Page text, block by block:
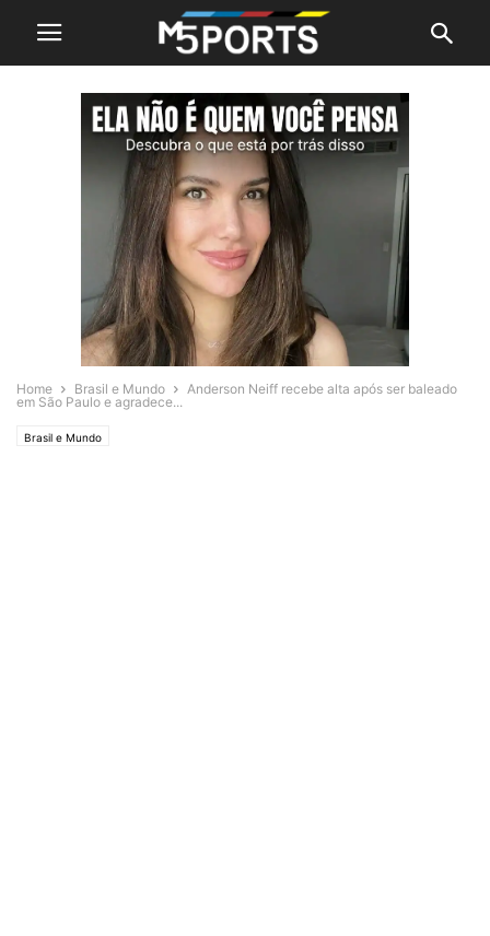
Home Brasil e Mundo
Anderson Neiff recebe alta após ser baleado
em São Paulo e agradece...
Brasil e Mundo